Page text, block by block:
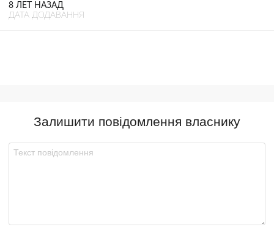
8 ЛЕТ НАЗАД
ДАТА ДОДАВАННЯ
Залишити повідомлення власнику